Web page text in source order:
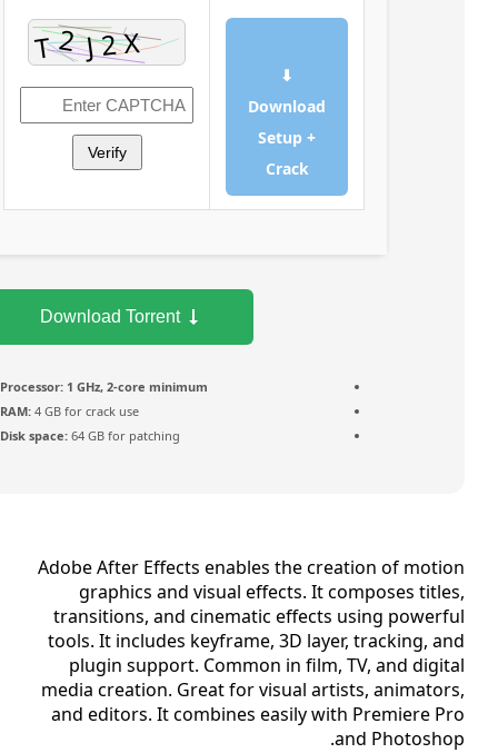
Download
Setup +
Download Torrent
Processor:1 GHz, 2-core minimum
RAM: 4 GB for crack use
Disk space:64 GB for patching
Adobe After Effects enables the creation of
graphics and visual effects. It composes
transitions, and cinematic effects using
tools. It includes keyframe, 3D layer, tracking,
plugin support. Common in film, TV, and
media creation. Great for visual artists,
and editors. It combines easily with Premiere
and